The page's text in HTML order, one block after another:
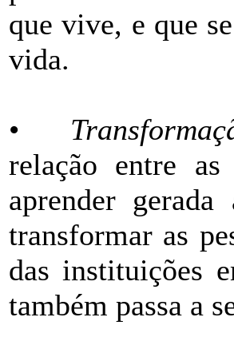
que vive, e que
vida.
•
relação entre
aprender
transformar as
das instituições
também passa a